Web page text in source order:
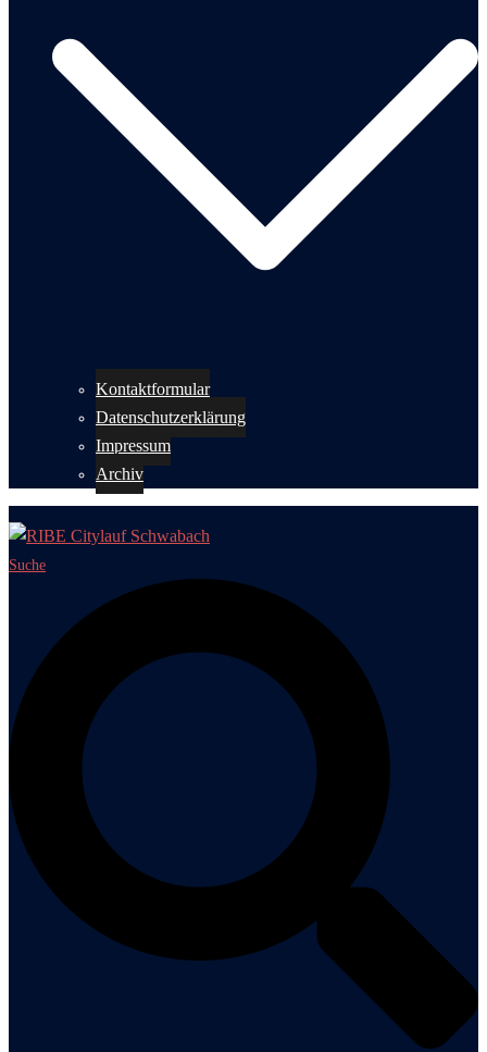
Kontaktformular
Datenschutzerklärung
Impressum
Archiv
Suche